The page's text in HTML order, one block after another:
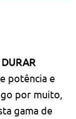
potência e
por muito,
gama de